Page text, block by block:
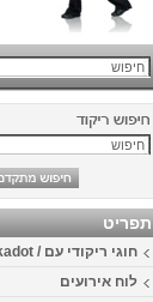
תפריט
חוגי ריקודי עם / Harkadot
לוח אירועים